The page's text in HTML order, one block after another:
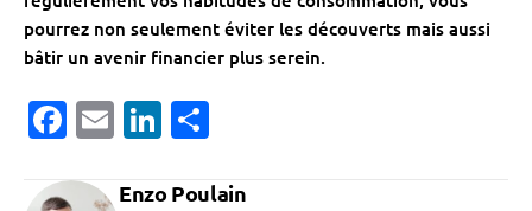
pourrez non seulement éviter les découverts mais aussi
bâtir un avenir financier plus serein.
Facebook
EmailLinkedIn
Enzo Poulain